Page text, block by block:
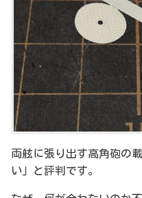
両舷に張り出す高角砲の
い」と評判です。